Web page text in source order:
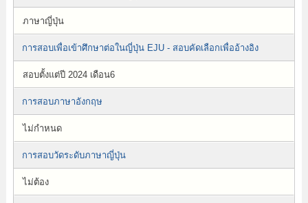
ภาษาญี่ปุ่น
การสอบเพื่อเข้าศึกษาต่อในญี่ปุ่น EJU - สอบคัดเลือกเพื่ออ้างอิง
สอบตั้งแต่ปี 2024 เดือน6
การสอบภาษาอังกฤษ
ไม่กำหนด
การสอบวัดระดับภาษาญี่ปุ่น
ไม่ต้อง